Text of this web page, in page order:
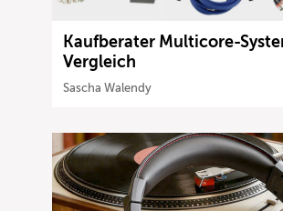
Kaufberater Multicore-
Vergleich
Sascha Walendy